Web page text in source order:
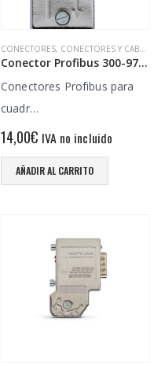
CONECTORES, CONECTORES Y CABLES
Conector Profibus 300-972-BA1200
Conectores Profibus para
cuadr…
14,00€ IVA no incluido
AÑADIR AL CARRITO